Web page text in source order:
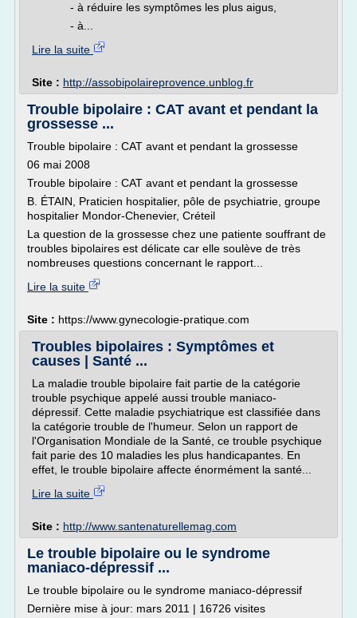
- à réduire les symptômes les plus aigus,
- à...
Lire la suite
Site : http://assobipolaireprovence.unblog.fr
Trouble bipolaire : CAT avant et pendant la
grossesse ...
Trouble bipolaire : CAT avant et pendant la grossesse
06 mai 2008
Trouble bipolaire : CAT avant et pendant la grossesse
B. ÉTAIN, Praticien hospitalier, pôle de psychiatrie, groupe
hospitalier Mondor-Chenevier, Créteil
La question de la grossesse chez une patiente souffrant de
troubles bipolaires est délicate car elle soulève de très
nombreuses questions concernant le rapport...
Lire la suite
Site : https://www.gynecologie-pratique.com
Troubles bipolaires : Symptômes et
causes | Santé ...
La maladie trouble bipolaire fait partie de la catégorie
trouble psychique appelé aussi trouble maniaco-
dépressif. Cette maladie psychiatrique est classifiée dans
la catégorie trouble de l'humeur. Selon un rapport de
l'Organisation Mondiale de la Santé, ce trouble psychique
fait parie des 10 maladies les plus handicapantes. En
effet, le trouble bipolaire affecte énormément la santé...
Lire la suite
Site : http://www.santenaturellemag.com
Le trouble bipolaire ou le syndrome
maniaco-dépressif ...
Le trouble bipolaire ou le syndrome maniaco-dépressif
Dernière mise à jour: mars 2011 | 16726 visites